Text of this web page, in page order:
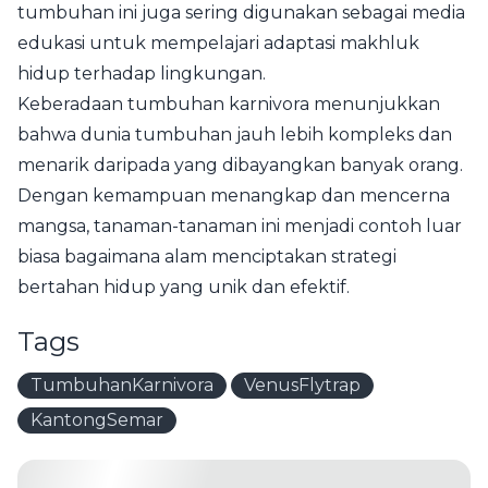
tumbuhan ini juga sering digunakan sebagai media
edukasi untuk mempelajari adaptasi makhluk
hidup terhadap lingkungan.
Keberadaan tumbuhan karnivora menunjukkan
bahwa dunia tumbuhan jauh lebih kompleks dan
menarik daripada yang dibayangkan banyak orang.
Dengan kemampuan menangkap dan mencerna
mangsa, tanaman-tanaman ini menjadi contoh luar
biasa bagaimana alam menciptakan strategi
bertahan hidup yang unik dan efektif.
Tags
TumbuhanKarnivora
VenusFlytrap
KantongSemar